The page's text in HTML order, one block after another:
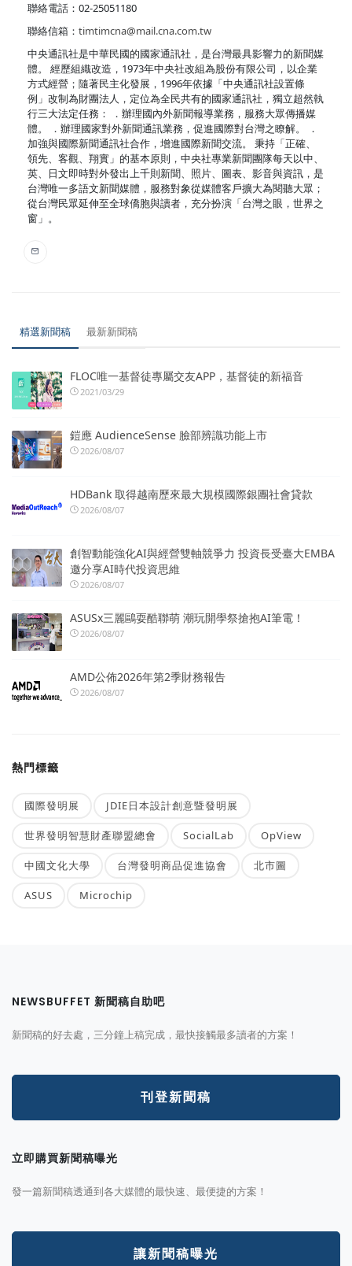
聯絡電話：02-25051180
聯絡信箱： timtimcna@mail.cna.com.tw
中央通訊社是中華民國的國家通訊社，是台灣最具影響力的新聞媒
體。 經歷組織改造，1973年中央社改組為股份有限公司，以企業
方式經營；隨著民主化發展，1996年依據「中央通訊社設置條
例」改制為財團法人，定位為全民共有的國家通訊社，獨立超然執
行三大法定任務： ．辦理國內外新聞報導業務，服務大眾傳播媒
體。 ．辦理國家對外新聞通訊業務，促進國際對台灣之瞭解。 ．
加強與國際新聞通訊社合作，增進國際新聞交流。 秉持「正確、
領先、客觀、翔實」的基本原則，中央社專業新聞團隊每天以中、
英、日文即時對外發出上千則新聞、照片、圖表、影音與資訊，是
台灣唯一多語文新聞媒體，服務對象從媒體客戶擴大為閱聽大眾；
從台灣民眾延伸至全球僑胞與讀者，充分扮演「台灣之眼，世界之
窗」。
精選新聞稿 最新新聞稿
FLOC唯一基督徒專屬交友APP，基督徒的新福音
2021/03/29
鎧應 AudienceSense 臉部辨識功能上市
2026/08/07
HDBank 取得越南歷來最大規模國際銀團社會貸款
2026/08/07
創智動能強化AI與經營雙軸競爭力 投資長受臺大EMBA
邀分享AI時代投資思維
2026/08/07
ASUSx三麗鷗耍酷聯萌 潮玩開學祭搶抱AI筆電！
2026/08/07
AMD公佈2026年第2季財務報告
2026/08/07
熱門標籤
國際發明展 JDIE日本設計創意暨發明展
世界發明智慧財產聯盟總會 SocialLab OpView
中國文化大學 台灣發明商品促進協會 北市圖
ASUS Microchip
NEWSBUFFET 新聞稿自助吧
新聞稿的好去處，三分鐘上稿完成，最快接觸最多讀者的方案！
刊登新聞稿
立即購買新聞稿曝光
發一篇新聞稿透通到各大媒體的最快速、最便捷的方案！
讓新聞稿曝光